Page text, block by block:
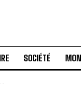
SOCIÉTÉ